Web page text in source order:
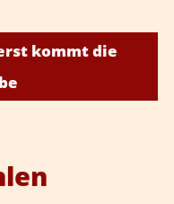
kommt die